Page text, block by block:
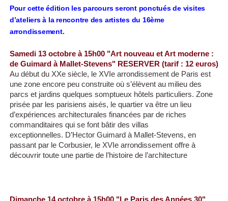
Pour cette édition les parcours seront ponctués de visites
d’ateliers à la rencontre des artistes du 16ème
arrondissement.
Samedi 13 octobre à 15h00 "Art nouveau et Art moderne :
de Guimard à Mallet-Stevens" RESERVER (tarif : 12 euros)
Au début du XXe siècle, le XVIe arrondissement de Paris est
une zone encore peu construite où s’élèvent au milieu des
parcs et jardins quelques somptueux hôtels particuliers. Zone
prisée par les parisiens aisés, le quartier va être un lieu
d’expériences architecturales financées par de riches
commanditaires qui se font bâtir des villas
exceptionnelles. D’Hector Guimard à Mallet-Stevens, en
passant par le Corbusier, le XVIe arrondissement offre à
découvrir toute une partie de l’histoire de l’architecture
Dimanche 14 octobre à 15h00 "Le Paris des Années 30"